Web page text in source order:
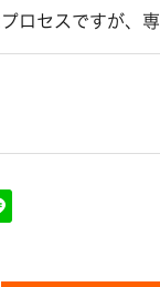
ロセスですが、